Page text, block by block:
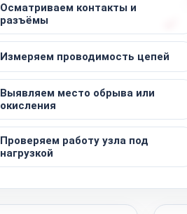
Осматриваем контакты и
разъёмы
Измеряем проводимость цепей
Выявляем место обрыва или
окисления
Проверяем работу узла под
нагрузкой